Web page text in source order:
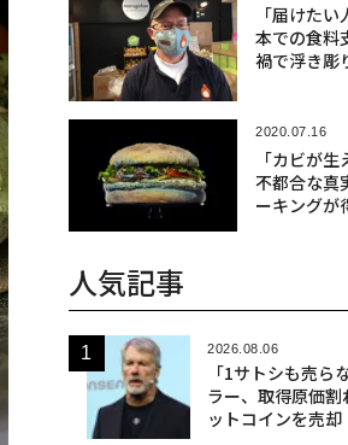
「届けた
本での食料
禍で浮き彫
2020.07.16
「カビが
不都合な真
ーキングが
人気記事
2026.08.06
「1サトシも売ら
ラー、取得原価
ットコインを売却